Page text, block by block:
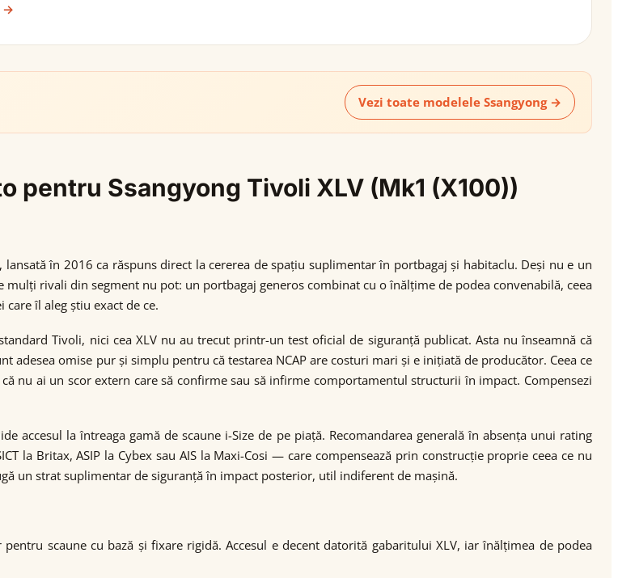
→
Vezi toate modelele Ssangyong →
pentru Ssangyong Tivoli XLV (Mk1 (X100))
în 2016 ca răspuns direct la cererea de spațiu suplimentar în portbagaj și habitaclu. Deși nu e un
rivali din segment nu pot: un portbagaj generos combinat cu o înălțime de podea convenabilă, ceea
îl aleg știu exact de ce.
Tivoli, nici cea XLV nu au trecut printr-un test oficial de siguranță publicat. Asta nu înseamnă că
adesea omise pur și simplu pentru că testarea NCAP are costuri mari și e inițiată de producător. Ceea ce
nu ai un scor extern care să confirme sau să infirme comportamentul structurii în impact. Compensezi
accesul la întreaga gamă de scaune i-Size de pe piață. Recomandarea generală în absența unui rating
la Britax, ASIP la Cybex sau AIS la Maxi-Cosi — care compensează prin construcție proprie ceea ce nu
un strat suplimentar de siguranță în impact posterior, util indiferent de mașină.
scaune cu bază și fixare rigidă. Accesul e decent datorită gabaritului XLV, iar înălțimea de podea